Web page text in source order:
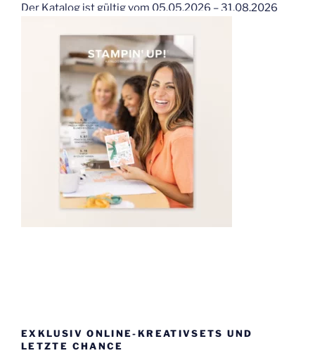
Der Katalog ist gültig vom 05.05.2026 – 31.08.2026
EXKLUSIV ONLINE-KREATIVSETS UND
LETZTE CHANCE